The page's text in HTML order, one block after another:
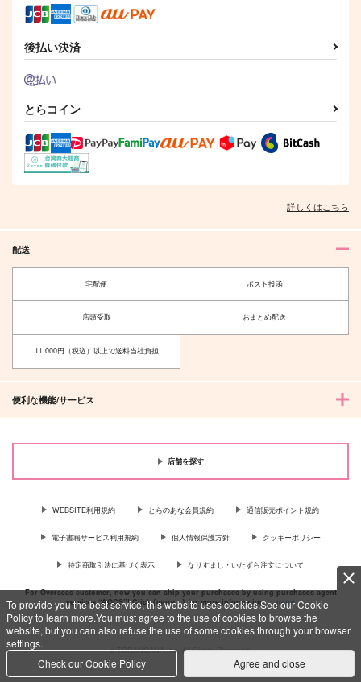
To provide you the best service, this website uses cookies.See our Cookie
Policy to learn more.You must agree to the use of cookies to browse the
website, but you can also refuse the use of some cookies through your browser
settings.
Check our Cookie Policy
Agree and close
サンプル
作品詳細
その呪いに名前をつけ
て
オーエン×カイン
サンプル
629円（税込）
後払い決済
とらコイン
詳しくはこちら
配送
宅配便 ポスト投函
店頭受取 おまとめ配送
11,000円（税込）以上で送料当社負担
便利な機能/サービス
店舗を探す
WEBSITE利用規約 とらのあな会員規約 通信販売ポイント規約
電子書籍サービス利用規約 個人情報保護方針 クッキーポリシー
特定商取引法に基づく表示 なりすまし・いたずら注文について
For Overseas customer, now you can ship your purchases by using purchases agent
services “AOCS”! Click {more…} for more information …more
c TORANOANA Inc, All Rights Reserved.